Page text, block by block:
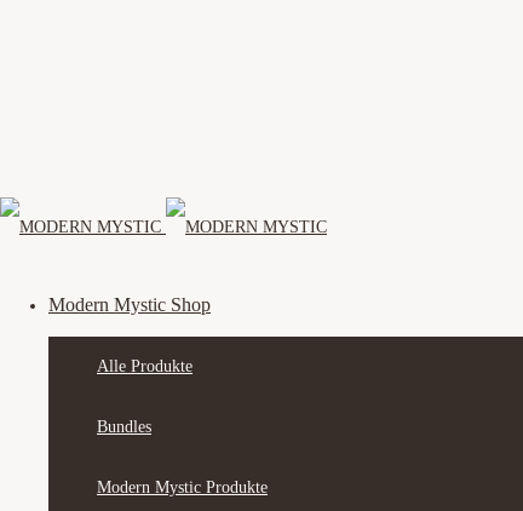
Modern Mystic Shop
Alle Produkte
Bundles
Modern Mystic Produkte